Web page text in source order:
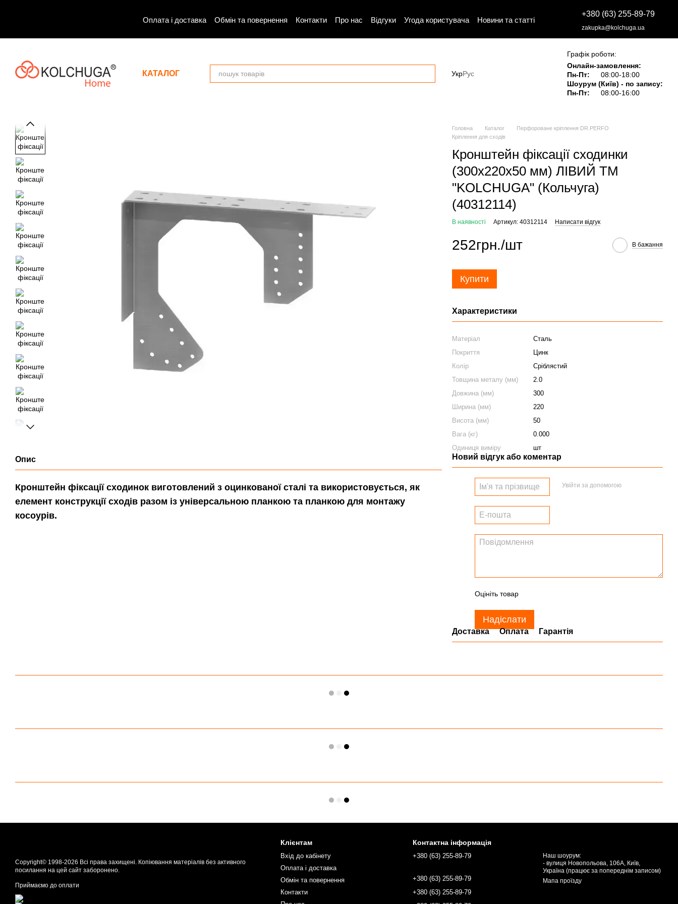
Оплата і доставка Обмін та повернення Контакти Про нас Відгуки Угода користувача Новини та статті
+380 (63) 255-89-79
zakupka@kolchuga.ua
КАТАЛОГ УкрРус
Графік роботи:
Онлайн-замовлення:
Пн-Пт:
08:00-18:00
Шоурум (Київ) - по запису:
Пн-Пт:
08:00-16:00
Опис
Кронштейн фіксації сходинок виготовлений з оцинкованої сталі та використовується, як
елемент конструкції сходів разом із універсальною планкою та планкою для монтажу
косоурів.
Головна Каталог
Перфороване кріплення DR.PERFO
Кріплення для сходів
Кронштейн фіксації сходинки
(300х220х50 мм) ЛІВИЙ ТМ
"KOLCHUGA" (Кольчуга)
(40312114)
В наявності Артикул: 40312114 Написати відгук
252грн./шт В бажання
Купити
Характеристики
Матеріал
Сталь
Покриття
Цинк
Колір
Сріблястий
Товщина металу (мм)
2.0
Довжина (мм)
300
Ширина (мм)
220
Висота (мм)
50
Вага (кг)
0.000
Одиниця виміру
шт
Новий відгук або коментар
Увійти за допомогою
Оцініть товар
Надіслати
Доставка Оплата Гарантія
Copyright© 1998-2026 Всі права захищені. Копіювання матеріалів без активного
посилання на цей сайт заборонено.
Приймаємо до оплати
Клієнтам
Вхід до кабінету
Оплата і доставка
Обмін та повернення
Контакти
Контактна інформація
+380 (63) 255-89-79
+380 (63) 255-89-79
+380 (63) 255-89-79
Наш шоурум:
- вулиця Новопольова, 106А, Київ,
Україна (працює за попереднім записом)
Мапа проїзду